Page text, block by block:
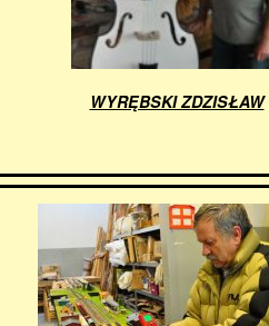
WYRĘBSKI ZDZISŁAW